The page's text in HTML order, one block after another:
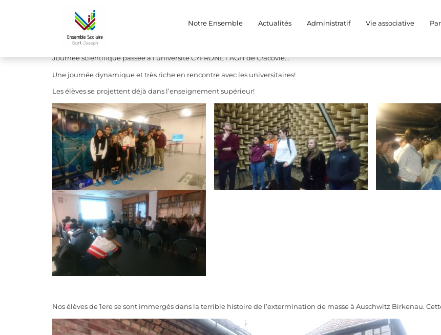
Notre Ensemble Actualités Administratif Vie associative
Voyage en Pologne
le 12 avril 2019
Journée scientifique passée à l’université CYFRONET AGH de Cracovie…
Une journée dynamique et très riche en rencontre avec les universitaires!
Les élèves se projettent déjà dans l’enseignement supérieur!
Nos élèves de 1ere se sont immergés dans la terrible histoire de l’extermination de masse à Auschwitz Birkenau.